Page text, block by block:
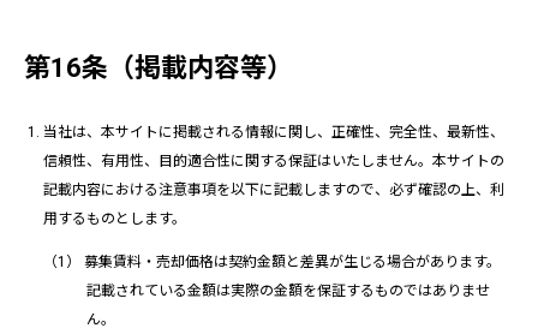
第16条（掲載内容等）
当社は、本サイトに掲載される情報に関し、正確性、完全性、最新性、
信頼性、有用性、目的適合性に関する保証はいたしません。本サイトの
記載内容における注意事項を以下に記載しますので、必ず確認の上、利
用するものとします。
募集賃料・売却価格は契約金額と差異が生じる場合があります。
記載されている金額は実際の金額を保証するものではありませ
ん。